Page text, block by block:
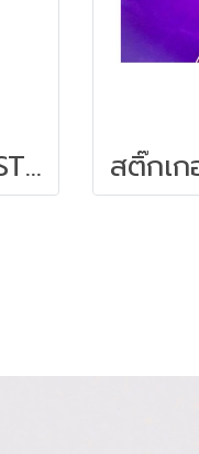
STICKO NOTE STD 3X3 NEON (OPP) 40 SH